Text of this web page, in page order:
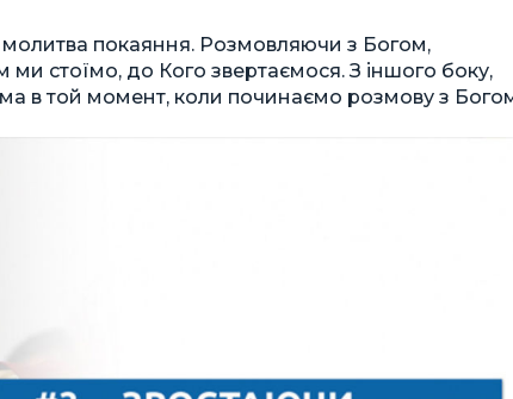
молитва покаяння. Розмовляючи з Богом,
стоїмо, до Кого звертаємося. З іншого боку,
в той момент, коли починаємо розмову з